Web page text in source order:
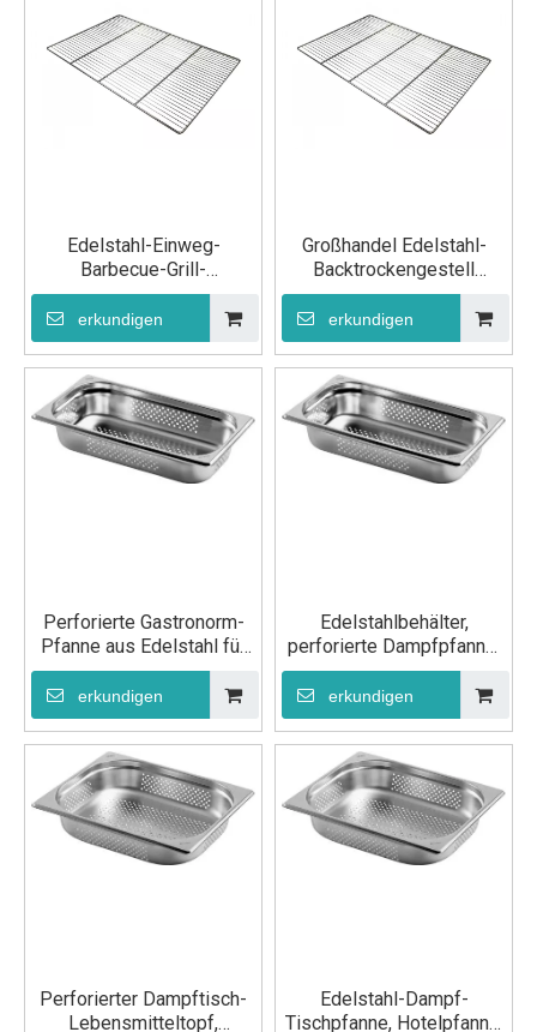
Edelstahl-Einweg-
Barbecue-Grill-
Maschendraht-Netz-Rost-
Draht GN 600×400
erkundigen
Großhandel Edelstahl-
Backtrockengestell
Rostdraht GN 1/1
erkundigen
Perforierte Gastronorm-
Pfanne aus Edelstahl für
die Küche,
Dampftischpfanne GN 1/3,
65 mm
erkundigen
Edelstahlbehälter,
perforierte Dampfpfanne,
GN 1/3, 100 mm
erkundigen
Perforierter Dampftisch-
Lebensmitteltopf,
Edelstahl-Dampf-
Tischpfanne, Hotelpfanne,